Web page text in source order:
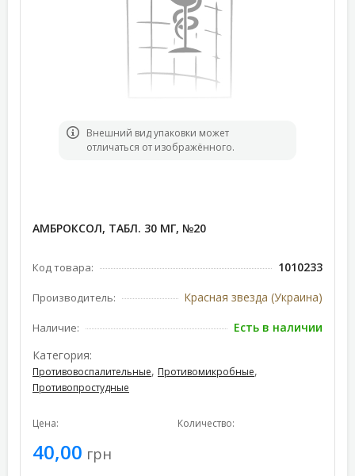
Bнешний вид упаковки может
отличаться от изображённого.
АМБРОКСОЛ, ТАБЛ. 30 МГ, №20
Код товара: 1010233
Производитель: Красная звезда (Украина)
Наличие:
Есть в наличии
Категория:
Противовоспалительные, Противомикробные,
Противопростудные
Цена:
40,00 грн
Количество: